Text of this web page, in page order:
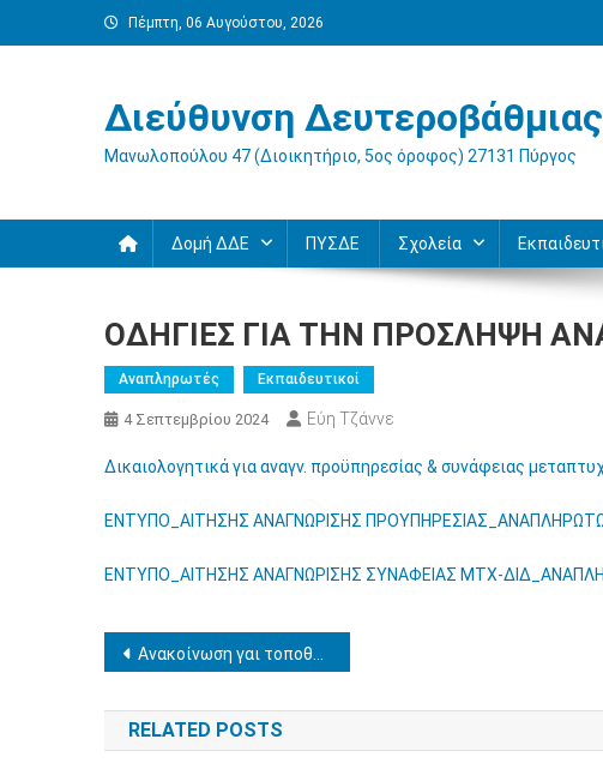
Μεταπηδήστε
στο
Πέμπτη, 06 Αυγούστου, 2026
Διεύθυνση
Μανωλοπούλου 47 (Διοικητήριο, 5ος όροφος) 27131 Πύργος
Δομή ΔΔΕ ΠΥΣΔΕ Σχολεία
ΟΔΗΓΙΕΣ ΓΙΑ ΤΗΝ ΠΡΟΣΛΗΨΗ
Αναπληρωτές Εκπαιδευτικοί
4 Σεπτεμβρίου 2024 Εύη Τζάννε
Δικαιολογητικά για αναγν. προϋπηρεσίας & συνάφειας
ΕΝΤΥΠΟ_ΑΙΤΗΣΗΣ ΑΝΑΓΝΩΡΙΣΗΣ
ΕΝΤΥΠΟ_ΑΙΤΗΣΗΣ ΑΝΑΓΝΩΡΙΣΗΣ ΣΥΝΑΦΕΙΑΣ ΜΤΧ-
Πλοήγηση
άρθρων
Ανακοίνωση γαι τοποθετήσεις νεοδιόριστων εκπ/κών
RELATED POSTS